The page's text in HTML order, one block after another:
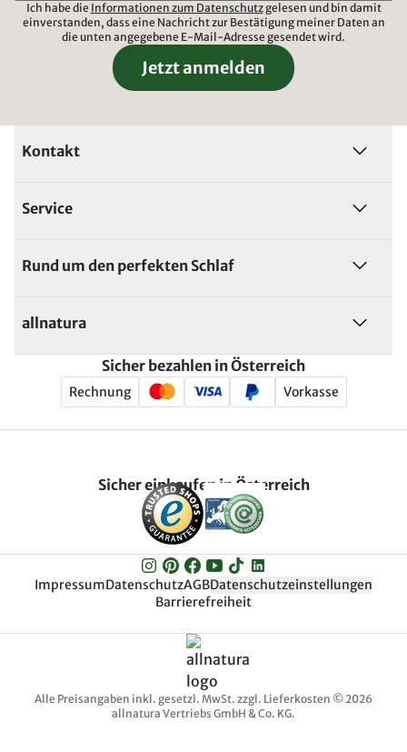
Ich habe die Informationen zum Datenschutzgelesen und bin damit
einverstanden, dass eine Nachricht zur Bestätigung meiner Daten an
die unten angegebene E-Mail-Adresse gesendet wird.
Jetzt anmelden
Kontakt
Service
Rund um den perfekten Schlaf
allnatura
Sicher bezahlen in Österreich
Rechnung Vorkasse
Sicher einkaufen in Österreich
ImpressumDatenschutzAGBDatenschutzeinstellungen
Barrierefreiheit
Alle Preisangaben inkl. gesetzl. MwSt. zzgl. Lieferkosten © 2026
allnatura Vertriebs GmbH & Co. KG.